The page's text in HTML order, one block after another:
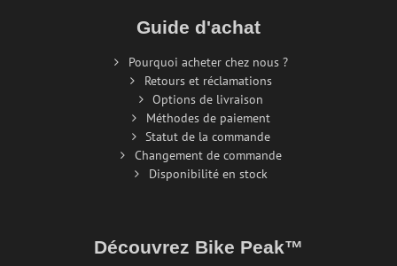
Guide d'achat
Pourquoi acheter chez nous ?
Retours et réclamations
Options de livraison
Méthodes de paiement
Statut de la commande
Changement de commande
Disponibilité en stock
Découvrez Bike Peak™